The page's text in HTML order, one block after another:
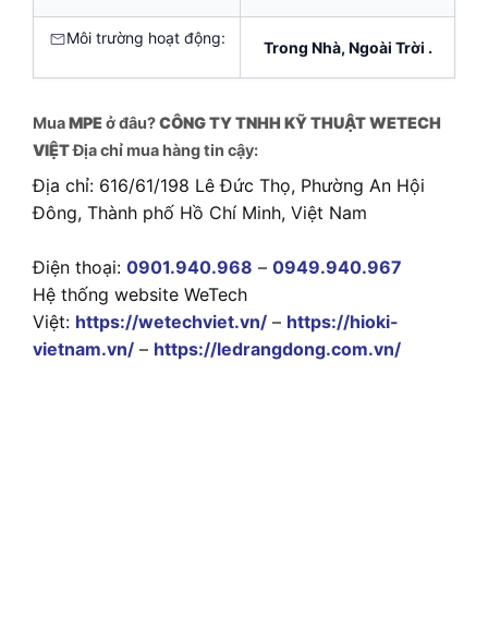
Môi trường hoạt động:
Trong Nhà, Ngoài Trời .
MuaMPEở đâu?CÔNG TY TNHH KỸ THUẬT WETECH
VIỆTĐịa chỉ mua hàng tin cậy:
Địa chỉ: 616/61/198 Lê Đức Thọ, Phường An Hội
Đông, Thành phố Hồ Chí Minh, Việt Nam
Điện thoại: 0901.940.968 – 0949.940.967
Hệ thống website WeTech
Việt: https://wetechviet.vn/ – https://hioki-
vietnam.vn/ – https://ledrangdong.com.vn/